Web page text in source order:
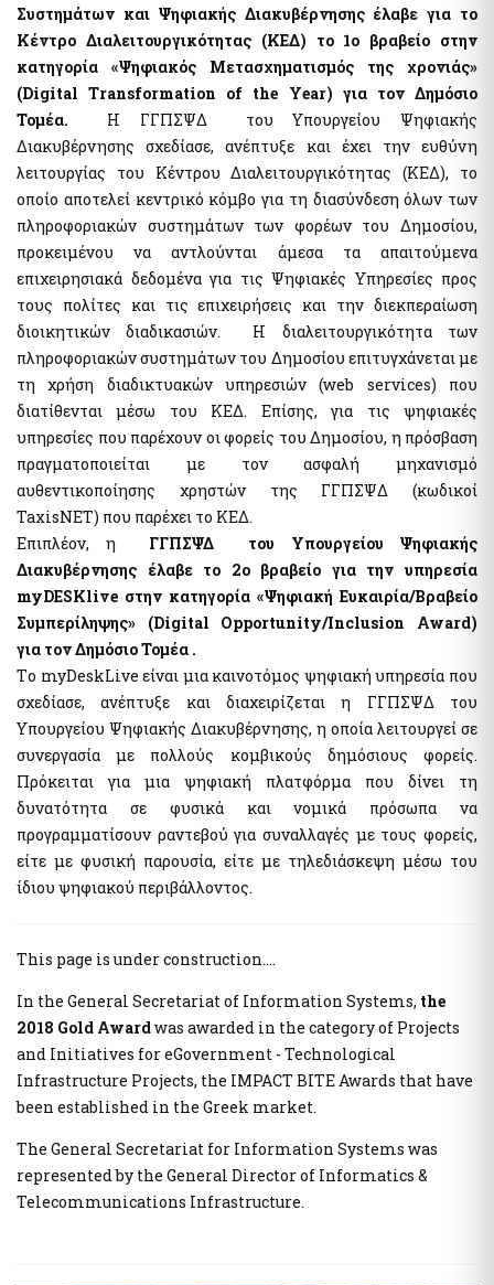
Hide list
Συστημάτων και Ψηφιακής Διακυβέρνησης έλαβε για το
Κέντρο Διαλειτουργικότητας (ΚΕΔ) το 1ο βραβείο στην
κατηγορία «Ψηφιακός Μετασχηματισμός της χρονιάς»
(Digital Transformation of the Year) για τον Δημόσιο
Τομέα.
Η ΓΓΠΣΨΔ του Υπουργείου Ψηφιακής
Διακυβέρνησης σχεδίασε, ανέπτυξε και έχει την ευθύνη
λειτουργίας του Κέντρου Διαλειτουργικότητας (ΚΕΔ), το
οποίο αποτελεί κεντρικό κόμβο για τη διασύνδεση όλων των
πληροφοριακών συστημάτων των φορέων του Δημοσίου,
προκειμένου να αντλούνται άμεσα τα απαιτούμενα
επιχειρησιακά δεδομένα για τις Ψηφιακές Υπηρεσίες προς
τους πολίτες και τις επιχειρήσεις και την διεκπεραίωση
διοικητικών διαδικασιών. Η διαλειτουργικότητα των
πληροφοριακών συστημάτων του Δημοσίου επιτυγχάνεται με
τη χρήση διαδικτυακών υπηρεσιών (web services) που
διατίθενται μέσω του ΚΕΔ. Επίσης, για τις ψηφιακές
υπηρεσίες που παρέχουν οι φορείς του Δημοσίου, η πρόσβαση
πραγματοποιείται με τον ασφαλή μηχανισμό
αυθεντικοποίησης χρηστών της ΓΓΠΣΨΔ (κωδικοί
TaxisNET) που παρέχει το ΚΕΔ.
Επιπλέον, η
ΓΓΠΣΨΔ του Υπουργείου Ψηφιακής
Διακυβέρνησης έλαβε το 2ο βραβείο για την υπηρεσία
myDESKlive στην κατηγορία «Ψηφιακή Ευκαιρία/Βραβείο
Συμπερίληψης» (Digital Opportunity/Inclusion Award)
για τον Δημόσιο Τομέα .
Tο myDeskLive είναι μια καινοτόμος ψηφιακή υπηρεσία που
σχεδίασε, ανέπτυξε και διαχειρίζεται η ΓΓΠΣΨΔ του
Υπουργείου Ψηφιακής Διακυβέρνησης, η οποία λειτουργεί σε
συνεργασία με πολλούς κομβικούς δημόσιους φορείς.
Πρόκειται για μια ψηφιακή πλατφόρμα που δίνει τη
δυνατότητα σε φυσικά και νομικά πρόσωπα να
προγραμματίσουν ραντεβού για συναλλαγές με τους φορείς,
είτε με φυσική παρουσία, είτε με τηλεδιάσκεψη μέσω του
ίδιου ψηφιακού περιβάλλοντος.
This page is under construction....
In the General Secretariat of Information Systems, the
2018 Gold Awardwas awarded in the category of Projects
and Initiatives for eGovernment - Technological
Infrastructure Projects, the IMPACT BITE Awards that have
been established in the Greek market.
The General Secretariat for Information Systems was
represented by the General Director of Informatics &
Telecommunications Infrastructure.